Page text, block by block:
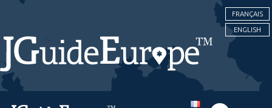
FRANÇAIS
ENGLISH